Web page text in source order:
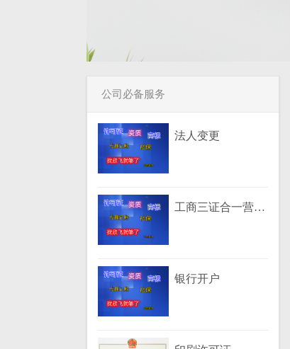
公司必备服务
法人变更
工商三证合一营业执照
银行开户